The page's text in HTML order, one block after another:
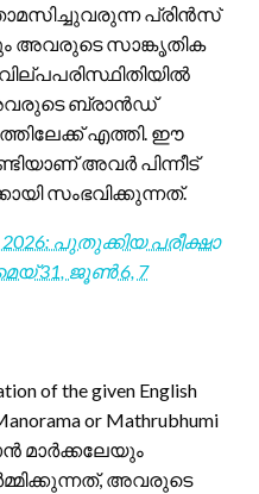
പ്രിൻസ്
അവരുടെ സാങ്കൃതിക
ബ്രാൻഡ്
എത്തി. ഈ
അവർ പിന്നീട്
സംഭവിക്കുന്നത്.
2026: പുതുക്കിയ പരീക്ഷാ
31, ജൂൺ 6, 7
of the given English
or Mathrubhumi
മാർക്കലേയും
അവരുടെ